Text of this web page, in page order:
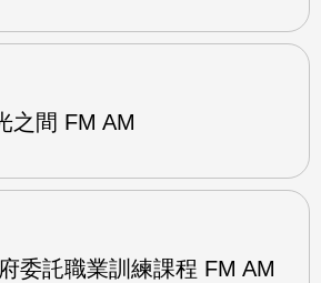
之間 FM AM
委託職業訓練課程 FM AM